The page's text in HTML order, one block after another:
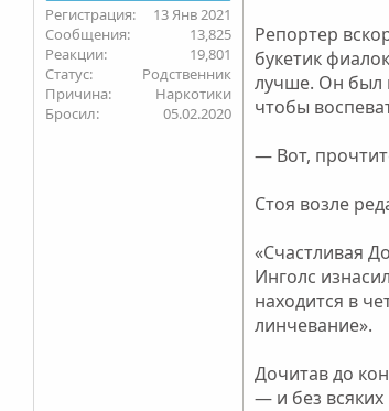
13 Янв 2021
13,825
19,801
Статус
Родственник
Причина
Наркотики
Бросил
05.02.2020
Репортер
букетик
лучше. Он был
чтобы
— Вот,
Стоя возле
«Счастливая
Инголс
находится в
линчевание».
Дочитав до
— и без всяких